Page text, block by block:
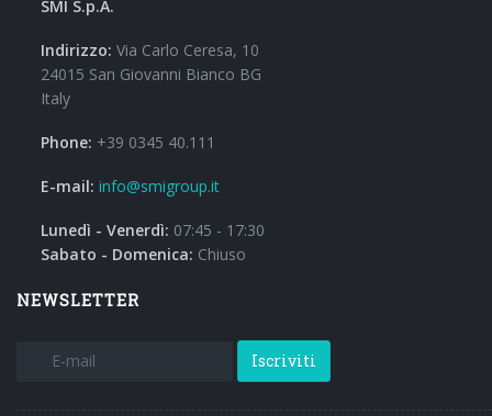
SMI S.p.A.
Indirizzo: Via Carlo Ceresa, 10
24015 San Giovanni Bianco BG
Italy
Phone: +39 0345 40.111
E-mail: info@smigroup.it
Lunedì - Venerdì: 07:45 - 17:30
Sabato - Domenica: Chiuso
NEWSLETTER
Iscriviti